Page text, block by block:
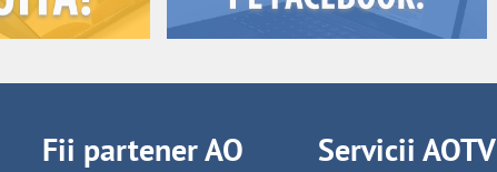
Fii partener AO Servicii AOTV